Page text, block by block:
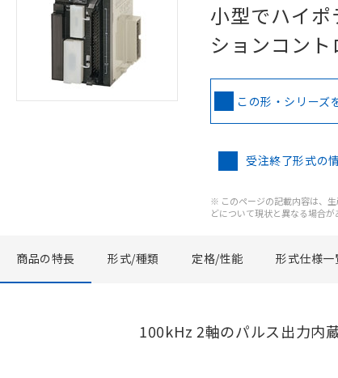
小型でハイ
ションコント
この形・シリーズ
受注終了形式の
※ このページの記載内容は、
どについて現状と異なる場合
商品の特長 形式/種類 定格/性能 形式仕様一
100kHz 2軸のパルス出力内